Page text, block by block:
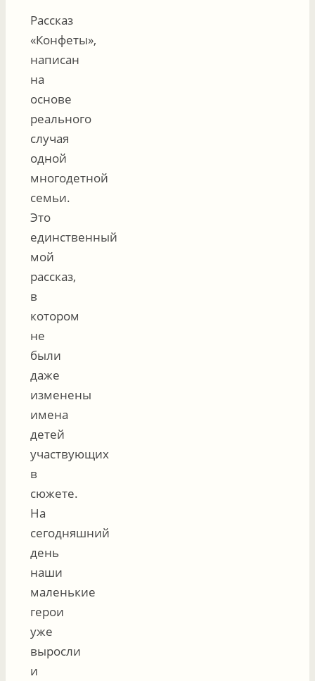
Рассказ
«Конфеты»,
написан
на
основе
реального
случая
одной
многодетной
семьи.
Это
единственный
мой
рассказ,
в
котором
не
были
даже
изменены
имена
детей
участвующих
в
сюжете.
На
сегодняшний
день
наши
маленькие
герои
уже
выросли
и